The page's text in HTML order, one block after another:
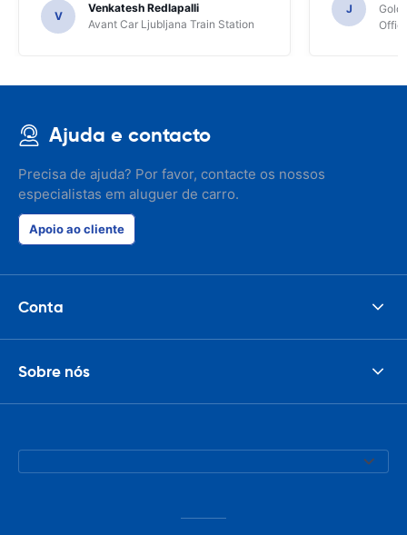
V
Venkatesh Redlapalli
Avant Car Ljubljana Train Station
J
Ajuda e contacto
Precisa de ajuda? Por favor, contacte os nossos
especialistas em aluguer de carro.
Apoio ao cliente
Conta
Sobre nós